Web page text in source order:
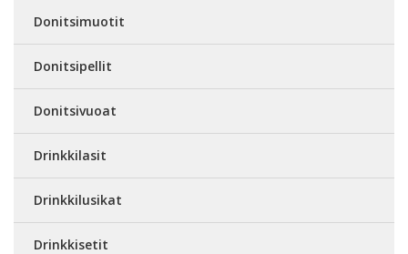
Donitsimuotit
Donitsipellit
Donitsivuoat
Drinkkilasit
Drinkkilusikat
Drinkkisetit